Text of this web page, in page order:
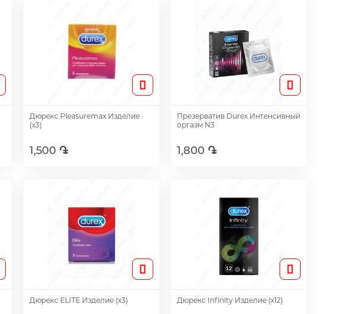
Дюрекс Pleasuremax Изделие
(х3)
1,500 ֏
Презерватив Durex Интенсивный
оргазм N3
1,800 ֏
Дюрекс ELITE Изделие (х3) Дюрекс Infinity Изделие (х12)